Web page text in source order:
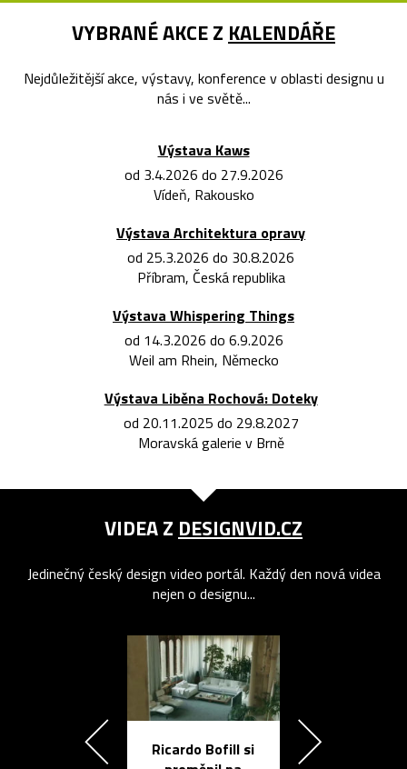
VYBRANÉ AKCE Z KALENDÁŘE
Nejdůležitější akce, výstavy, konference v oblasti designu u
nás i ve světě...
Výstava Kaws
od 3.4.2026 do 27.9.2026
Vídeň, Rakousko
Výstava Architektura opravy
od 25.3.2026 do 30.8.2026
Příbram, Česká republika
Výstava Whispering Things
od 14.3.2026 do 6.9.2026
Weil am Rhein, Německo
Výstava Liběna Rochová: Doteky
od 20.11.2025 do 29.8.2027
Moravská galerie v Brně
VIDEA Z DESIGNVID.CZ
Jedinečný český design video portál. Každý den nová videa
nejen o designu...
Ricardo Bofill si